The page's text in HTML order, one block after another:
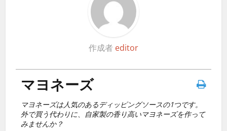
作成者 editor
マヨネーズ
マヨネーズは人気のあるディッピングソースの1つです。
外で買う代わりに、自家製の香り高いマヨネーズを作って
みませんか？